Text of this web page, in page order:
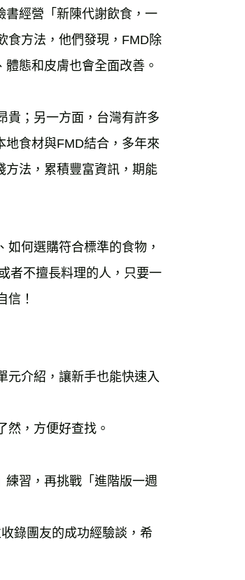
書經營「新陳代謝飲食，一
食方法，他們發現，FMD除
態和皮膚也會全面改善。
貴；另一方面，台灣有許多
地食材與FMD結合，多年來
方法，累積豐富資訊，期能
何選購符合標準的食物，
者不擅長料理的人，只要一
信！
介紹，讓新手也能快速入
，方便好查找。
習，再挑戰「進階版一週
錄團友的成功經驗談，希